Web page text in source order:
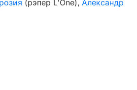
(рэпер L'One), Александр